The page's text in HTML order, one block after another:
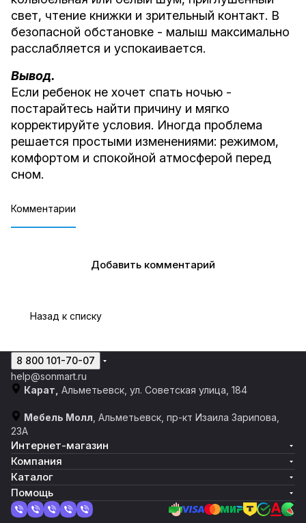
свет, чтение книжки и зрительный контакт. В
безопасной обстановке - малыш максимально
расслабляется и успокаивается.
Вывод.
Если ребенок не хочет спать ночью -
постарайтесь найти причину и мягко
корректируйте условия. Иногда проблема
решается простыми изменениями: режимом,
комфортом и спокойной атмосферой перед
сном.
Комментарии
Добавить комментарий
Назад к списку
8 800 101-70-07
help@sonmart.ru
Карат, Альметьевск, ул. Советская улица, 184
Мебель Молл , Альметьевск, пр-кт Изаила Зарипова,
23А
Интернет-магазин
Компания
Каталог
Помощь